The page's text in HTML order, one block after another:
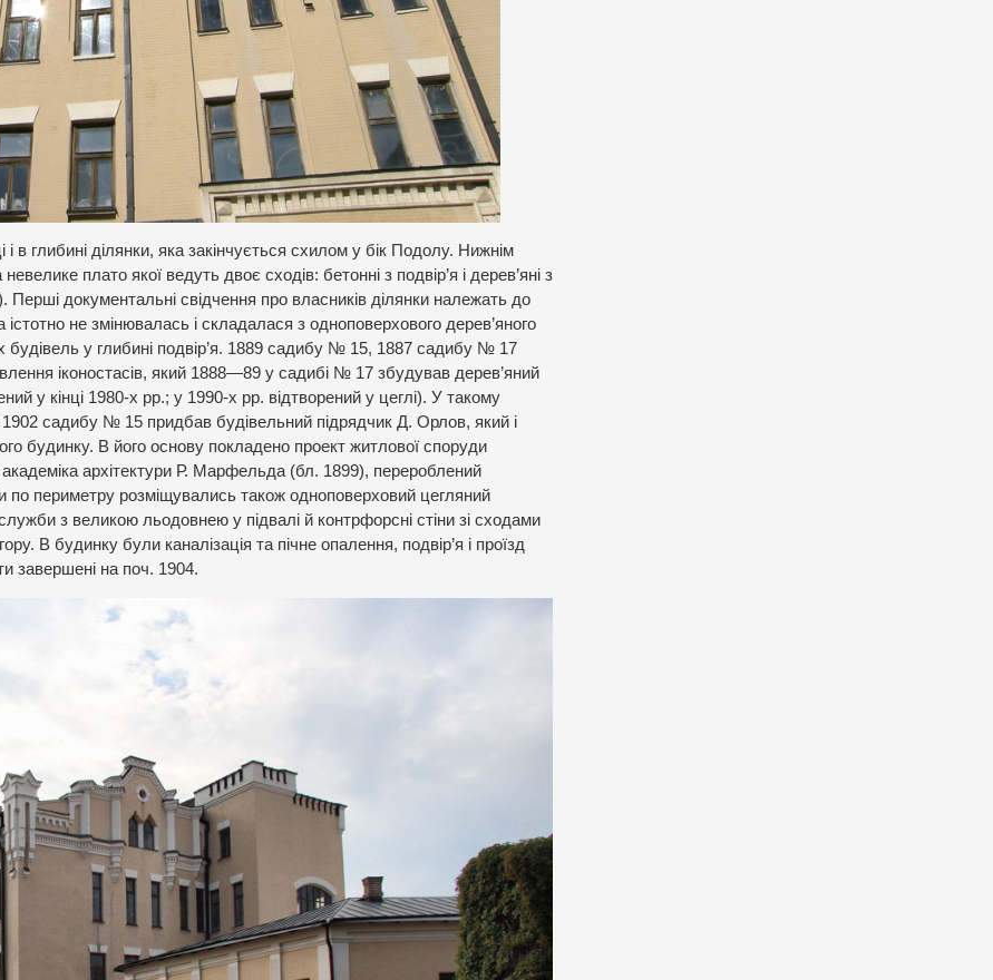
глибині ділянки, яка закінчується схилом у бік Подолу. Нижнім
плато якої ведуть двоє сходів: бетонні з подвір’я і дерев’яні з
Перші документальні свідчення про власників ділянки належать до
не змінювалась і складалася з одноповерхового дерев’яного
будівель у глибині подвір’я. 1889 садибу № 15, 1887 садибу № 17
іконостасів, який 1888—89 у садибі № 17 збудував дерев’яний
у кінці 1980-х рр.; у 1990-х рр. відтворений у цеглі). У такому
1902 садибу № 15 придбав будівельний підрядчик Д. Орлов, який і
будинку. В його основу покладено проект житлової споруди
академіка архітектури Р. Марфельда (бл. 1899), перероблений
по периметру розміщувались також одноповерховий цегляний
з великою льодовнею у підвалі й контрфорсні стіни зі сходами
В будинку були каналізація та пічне опалення, подвір’я і проїзд
завершені на поч. 1904.